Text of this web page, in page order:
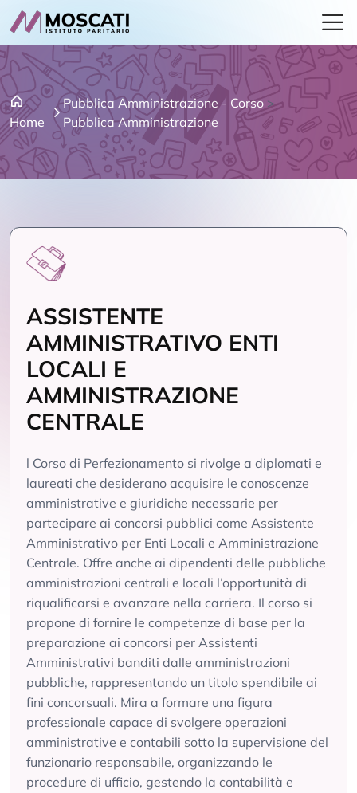
Home
Pubblica Amministrazione - Corso>
Pubblica Amministrazione
ASSISTENTE
AMMINISTRATIVO ENTI
LOCALI E
AMMINISTRAZIONE
CENTRALE
l Corso di Perfezionamento si rivolge a diplomati e
laureati che desiderano acquisire le conoscenze
amministrative e giuridiche necessarie per
partecipare ai concorsi pubblici come Assistente
Amministrativo per Enti Locali e Amministrazione
Centrale. Offre anche ai dipendenti delle pubbliche
amministrazioni centrali e locali l’opportunità di
riqualificarsi e avanzare nella carriera. Il corso si
propone di fornire le competenze di base per la
preparazione ai concorsi per Assistenti
Amministrativi banditi dalle amministrazioni
pubbliche, rappresentando un titolo spendibile ai
fini concorsuali. Mira a formare una figura
professionale capace di svolgere operazioni
amministrative e contabili sotto la supervisione del
funzionario responsabile, organizzando le
procedure di ufficio, gestendo la contabilità e